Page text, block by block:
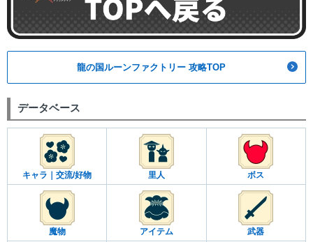
龍の国ルーンファクトリー 攻略TOP
データベース
キャラ｜交流/好物 里人 ボス
魔物 アイテム 武器